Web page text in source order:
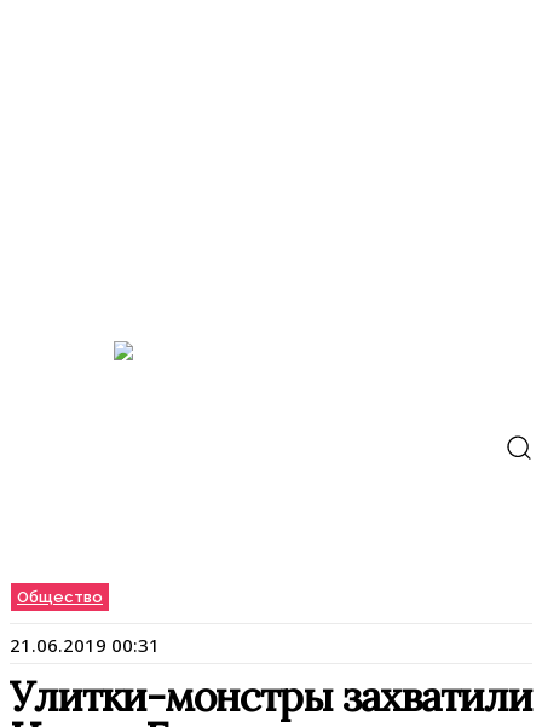
Общество
21.06.2019 00:31
Улитки-монстры захватили